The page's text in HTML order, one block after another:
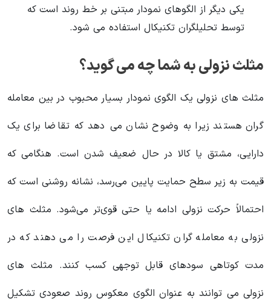
یکی دیگر از الگوهای نمودار مبتنی بر خط روند است که
توسط تحلیلگران تکنیکال استفاده می شود.
مثلث نزولی به شما چه می گوید؟
مثلث های نزولی یک الگوی نمودار بسیار محبوب در بین معامله
گران هستند زیرا به وضوح نشان می دهد که تقاضا برای یک
دارایی، مشتق یا کالا در حال ضعیف شدن است. هنگامی که
قیمت به زیر سطح حمایت پایین می‌رسد، نشانه روشنی است که
احتمالاً حرکت نزولی ادامه یا حتی قوی‌تر می‌شود. مثلث های
نزولی به معامله گران تکنیکال این فرصت را می دهند که در
مدت کوتاهی سودهای قابل توجهی کسب کنند. مثلث های
نزولی می توانند به عنوان الگوی معکوس روند صعودی تشکیل